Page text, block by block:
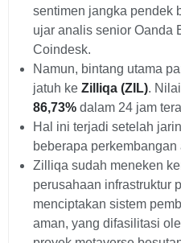
sentimen jangka pendek
ujar analis senior Oanda
Coindesk.
Namun, bintang utama
jatuh ke Zilliqa (ZIL).
86,73% dalam 24 jam
Hal ini terjadi setelah
beberapa
Zilliqa sudah meneken
perusahaan infrastruktur
menciptakan sistem
aman, yang difasilitasi